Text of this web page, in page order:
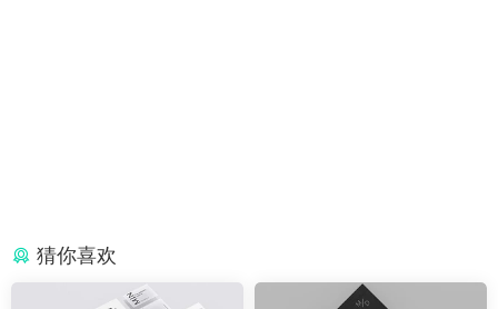
猜你喜欢